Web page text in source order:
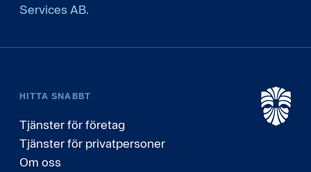
Services AB.
HITTA SNABBT
Tjänster för företag
Tjänster för privatpersoner
Om oss